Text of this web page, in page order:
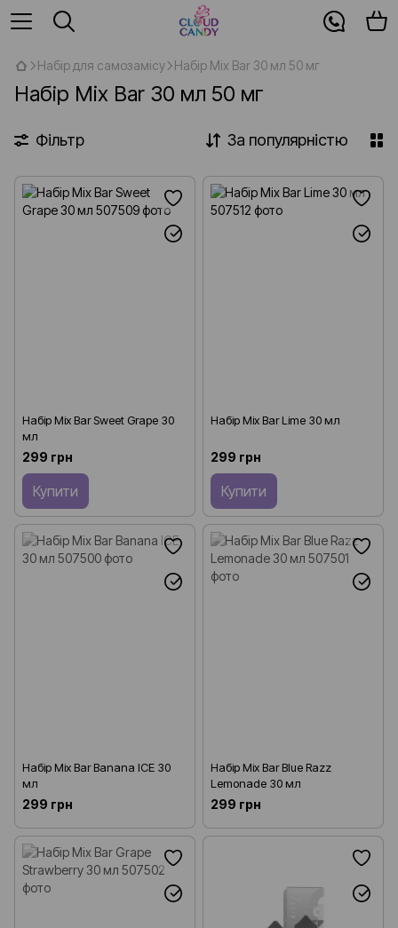
Набір для самозамісу Набір Mix Bar 30 мл 50 мг
Набір Mix Bar 30 мл 50 мг
Фільтр За популярністю
Набір Mix Bar Sweet Grape 30
мл
299 грн
Купити
Набір Mix Bar Lime 30 мл
299 грн
Купити
Набір Mix Bar Banana ICE 30
мл
299 грн
Набір Mix Bar Blue Razz
Lemonade 30 мл
299 грн